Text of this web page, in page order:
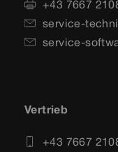
+43 7667
service-
service-
Vertrieb
+43 7667